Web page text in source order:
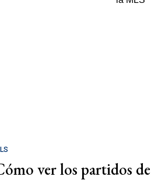
ver los partidos